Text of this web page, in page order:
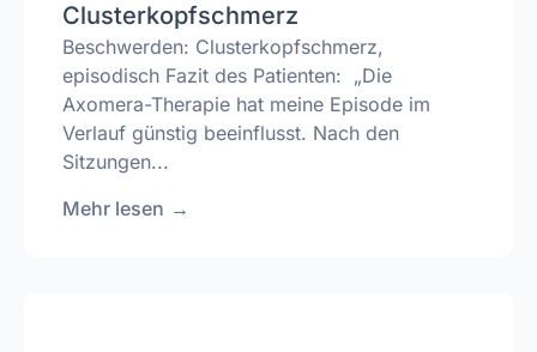
Clusterkopfschmerz
Beschwerden: Clusterkopfschmerz,
episodisch Fazit des Patienten: „Die
Axomera-Therapie hat meine Episode im
Verlauf günstig beeinflusst. Nach den
Sitzungen...
Mehr lesen →